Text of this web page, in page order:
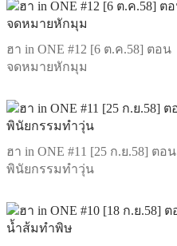
ฮา in ONE #12 [6 ต.ค.58] ตอน
จดหมายหักมุม
ฮา in ONE #11 [25 ก.ย.58] ตอน
พินัยกรรมทำวุ่น